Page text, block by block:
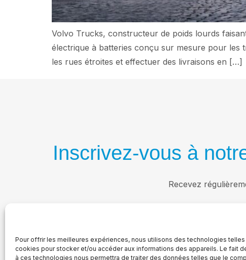
Pour offrir les meilleures expériences, nous utilisons des technologies telles
cookies pour stocker et/ou accéder aux informations des appareils. Le fait
à ces technologies nous permettra de traiter des données telles que le
Volvo Trucks, constructeur de poids lourds
électrique à batteries conçu sur mesure pour les
les rues étroites et effectuer des livraisons en […]
Inscrivez-vous à
Recevez